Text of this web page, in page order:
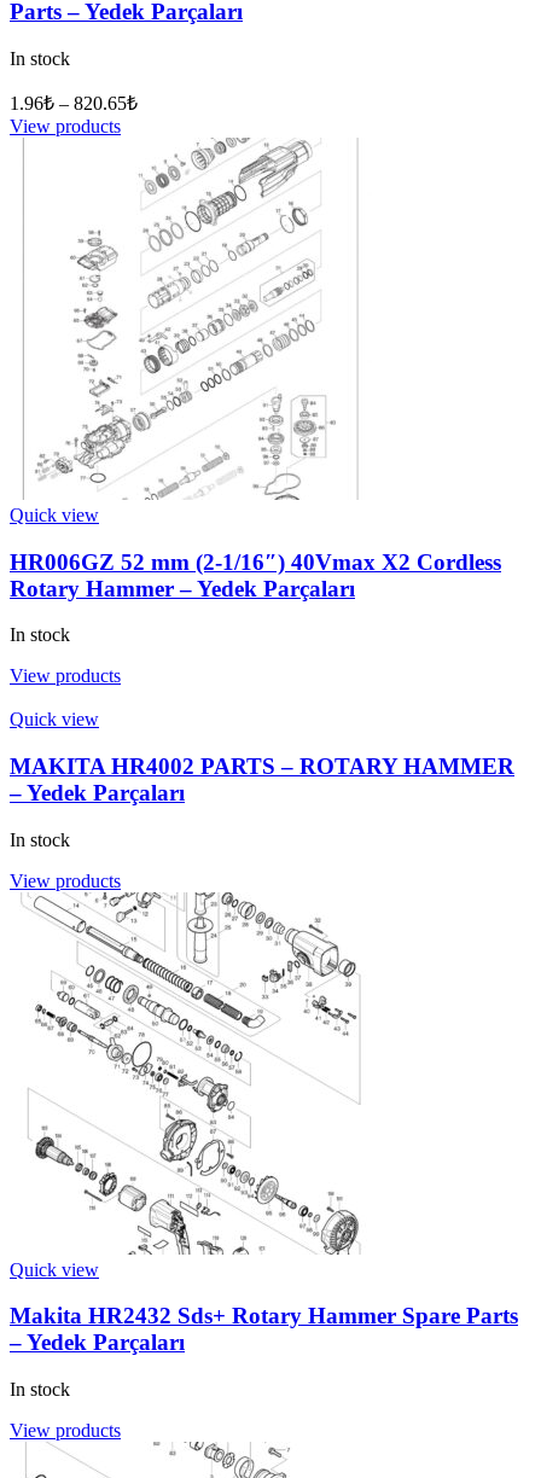
Parts – Yedek Parçaları
In stock
1.96₺ – 820.65₺
View products
Quick view
HR006GZ 52 mm (2-1/16″) 40Vmax X2 Cordless
Rotary Hammer – Yedek Parçaları
In stock
View products
Quick view
MAKITA HR4002 PARTS – ROTARY HAMMER
– Yedek Parçaları
In stock
View products
Quick view
Makita HR2432 Sds+ Rotary Hammer Spare Parts
– Yedek Parçaları
In stock
View products